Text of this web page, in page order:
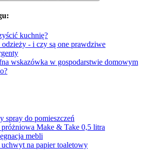
kuchnię?
- i czy są one prawdziwe
wskazówka w gospodarstwie domowym
spray do pomieszczeń
Make & Take 0,5 litra
mebli
na papier toaletowy